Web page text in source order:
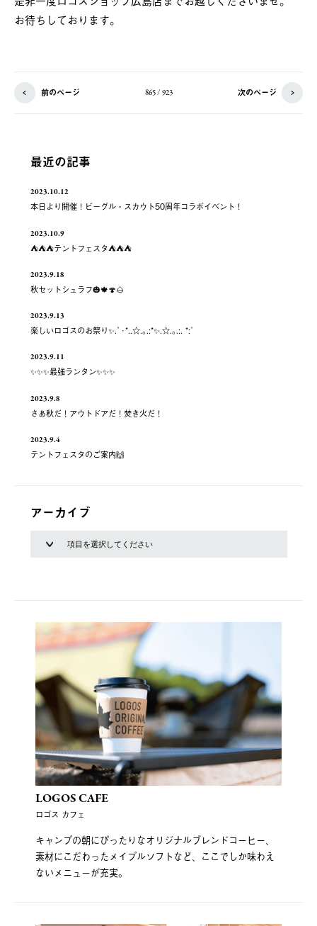
お待ちしております。
前のページ 865 / 923 次のページ
最近の記事
2023.10.12
本日より開催！ビーグル・スカウト50周年コラボイベント！
2023.10.9
⛺️⛺️⛺️テントフェスタ⛺️⛺️⛺️
2023.9.18
秋セットシュラフ🎃🍁🍄🌰
2023.9.13
楽しいロゴスのお祭り✨.ﾟ･*..☆.｡.:*✨.☆.｡.:. *:ﾟ
2023.9.11
✨✨✨最強ランタン✨✨✨
2023.9.8
さあ秋だ！アウトドアだ！焚き火だ！
2023.9.4
テントフェスタのご案内🙌
アーカイブ
LOGOS CAFE
ロゴス カフェ
キャンプの朝にぴったりなオリジナルブレンドコーヒー、
素材にこだわったメイプルソフトなど、ここでしか味わえ
ないメニューが充実。